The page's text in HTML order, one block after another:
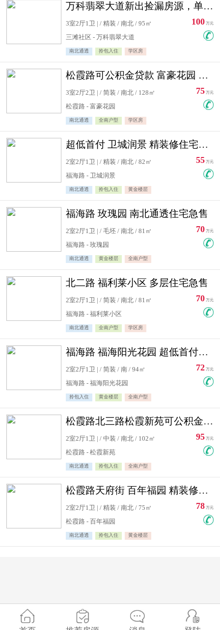
万科翡翠大道新出捡漏房源，单价10500精装修
3室2厅1卫 | / 精装 / 南北 / 95㎡
三滩社区 - 万科翡翠大道
南北通透 拎包入住 学区房
100 万元
松霞路可公积金贷款 富豪花园 复式住宅急售送小棚
3室2厅2卫 | / 简装 / 南北 / 128㎡
松霞路 - 富豪花园
南北通透 全南户型 学区房
75 万元
超低首付 卫城润景 精装修住宅急售 可公积金贷款
2室2厅1卫 | / 精装 / 南北 / 82㎡
福海路 - 卫城润景
南北通透 拎包入住 黄金楼层
55 万元
福海路 玫瑰园 南北通透住宅急售
2室2厅1卫 | / 毛坯 / 南北 / 81㎡
福海路 - 玫瑰园
南北通透 黄金楼层 全南户型
70 万元
北二路 福利莱小区 多层住宅急售
2室2厅1卫 | / 简装 / 南北 / 81㎡
福海路 - 福利莱小区
南北通透 全南户型 学区房
70 万元
福海路 福海阳光花园 超低首付住宅急售
2室2厅1卫 | / 简装 / 南 / 94㎡
福海路 - 福海阳光花园
拎包入住 黄金楼层 全南户型
72 万元
松霞路北三路松霞新苑可公积金贷款北小区南北通透住宅急售
2室2厅1卫 | / 中装 / 南北 / 102㎡
松霞路 - 松霞新苑
南北通透 拎包入住 全南户型
95 万元
松霞路天府街 百年福园 精装修住宅急售
2室2厅1卫 | / 精装 / 南北 / 75㎡
松霞路 - 百年福园
南北通透 拎包入住 黄金楼层
78 万元